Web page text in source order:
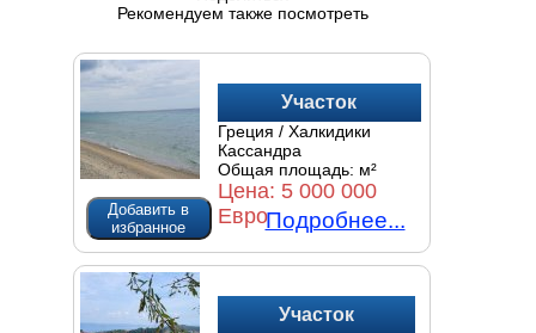
Рекомендуем также посмотреть
Участок
Греция / Халкидики
Кассандра
Общая площадь: м²
Цена: 5 000 000
ЕвроПодробнее...
Добавить в
избранное
Участок